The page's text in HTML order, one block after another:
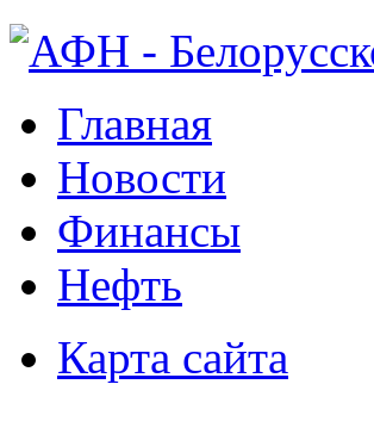
Главная
Новости
Финансы
Нефть
Карта сайта